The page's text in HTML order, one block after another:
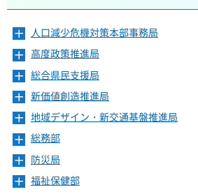
メ
ニ
ュ
ー
を
開
き
ま
す
人口減少危機対策本部事務局
メ
ニ
ュ
ー
を
開
き
ま
す
高度政策推進局
メ
ニ
ュ
ー
を
開
き
ま
す
総合県民支援局
メ
ニ
ュ
ー
を
開
き
ま
新価値創造推進局
メ
ニ
ュ
ー
を
開
地域デザイン・新交通基盤推進局
メ
ニ
ュ
ー
総務部
メ
ニ
ュ
防災局
メ 福祉保健部